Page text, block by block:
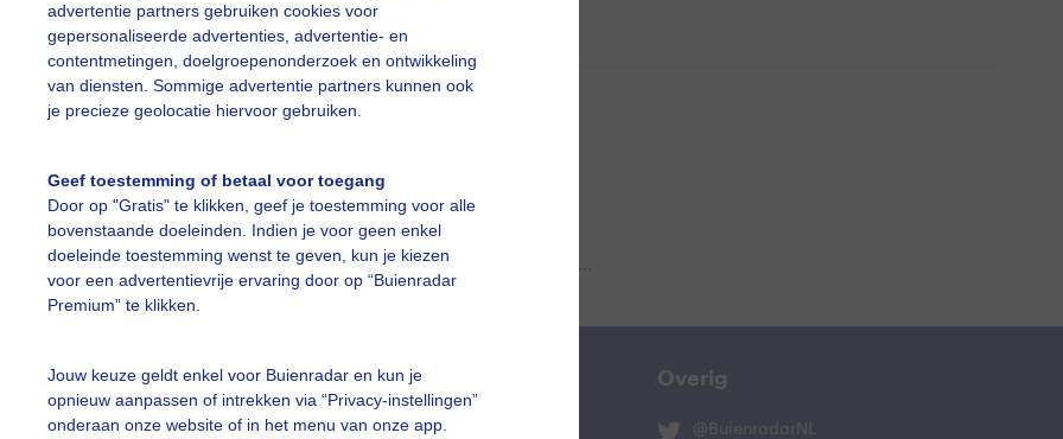
advertentie partners gebruiken cookies voor
gepersonaliseerde advertenties, advertentie- en
contentmetingen, doelgroepenonderzoek en ontwikkeling
van diensten. Sommige advertentie partners kunnen ook
je precieze geolocatie hiervoor gebruiken.
Geef toestemming of betaal voor toegang
Door op "Gratis" te klikken, geef je toestemming voor alle
bovenstaande doeleinden. Indien je voor geen enkel
doeleinde toestemming wenst te geven, kun je kiezen
voor een advertentievrije ervaring door op “Buienradar
Premium” te klikken.
Jouw keuze geldt enkel voor Buienradar en kun je
opnieuw aanpassen of intrekken via “Privacy-instellingen”
onderaan onze website of in het menu van onze app.
Tsjesilen Lente Wind
slideshow
Een moment geduld aub...
Mijn weer
De Bilt
Overig
@BuienradarNL